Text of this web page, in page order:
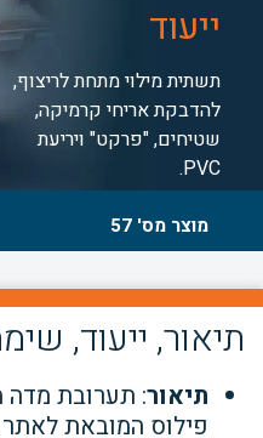
ייעוד
תשתית מילוי מתחת לריצוף,
להדבקת אריחי קרמיקה,
שטיחים, "פרקט" ויריעת
PVC.
מוצר מס' 57
תיאור, ייעוד,
תיאור: תערובת מדה
פילוס המובאת לאתר